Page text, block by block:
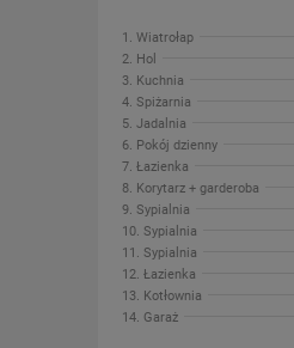
1. Wiatrołap
2. Hol
3. Kuchnia
4. Spiżarnia
5. Jadalnia
6. Pokój dzienny
7. Łazienka
8. Korytarz + garderoba
9. Sypialnia
10. Sypialnia
11. Sypialnia
12. Łazienka
13. Kotłownia
14. Garaż